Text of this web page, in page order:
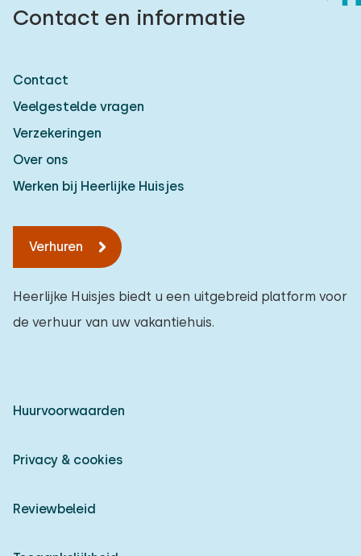
Contact en informatie
Contact
Veelgestelde vragen
Verzekeringen
Over ons
Werken bij Heerlijke Huisjes
Verhuren
Heerlijke Huisjes biedt u een uitgebreid platform voor
de verhuur van uw vakantiehuis.
Huurvoorwaarden
Privacy & cookies
Reviewbeleid